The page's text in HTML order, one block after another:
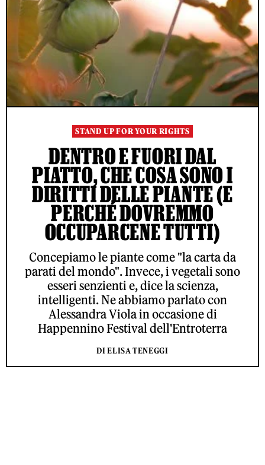
STAND UP FOR YOUR RIGHTS
DENTRO E FUORI DAL
PIATTO, CHE COSA SONO I
DIRITTI DELLE PIANTE (E
PERCHÉ DOVREMMO
OCCUPARCENE TUTTI)
Concepiamo le piante come "la carta da
parati del mondo". Invece, i vegetali sono
esseri senzienti e, dice la scienza,
intelligenti. Ne abbiamo parlato con
Alessandra Viola in occasione di
Happennino Festival dell'Entroterra
DI ELISA TENEGGI